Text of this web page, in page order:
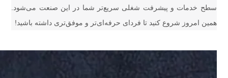
سطح خدمات و پیشرفت شغلی سریع‌تر شما در این صنعت می‌شود.
همین امروز شروع کنید تا فردای حرفه‌ای‌تر و موفق‌تری داشته باشید!